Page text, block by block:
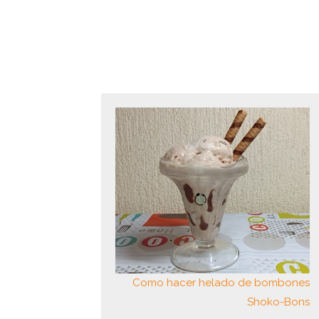
Como hacer helado de bombones
Shoko-Bons